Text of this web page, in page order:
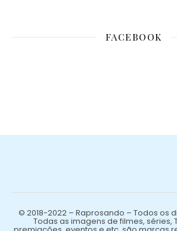
FACEBOOK
© 2018-2022 – Raprosando – Todos os
Todas as imagens de filmes, séries,